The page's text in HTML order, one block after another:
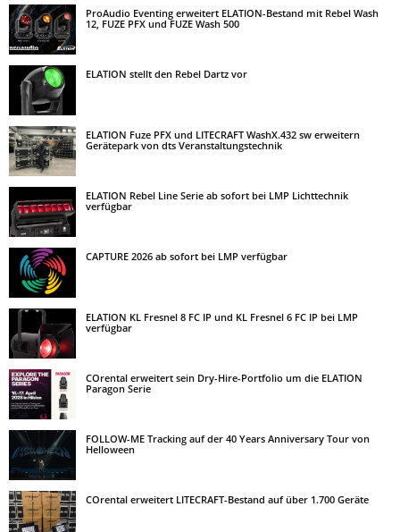
ProAudio Eventing erweitert ELATION-Bestand mit Rebel Wash
12, FUZE PFX und FUZE Wash 500
ELATION stellt den Rebel Dartz vor
ELATION Fuze PFX und LITECRAFT WashX.432 sw erweitern
Gerätepark von dts Veranstaltungstechnik
ELATION Rebel Line Serie ab sofort bei LMP Lichttechnik
verfügbar
CAPTURE 2026 ab sofort bei LMP verfügbar
ELATION KL Fresnel 8 FC IP und KL Fresnel 6 FC IP bei LMP
verfügbar
COrental erweitert sein Dry-Hire-Portfolio um die ELATION
Paragon Serie
FOLLOW-ME Tracking auf der 40 Years Anniversary Tour von
Helloween
COrental erweitert LITECRAFT-Bestand auf über 1.700 Geräte